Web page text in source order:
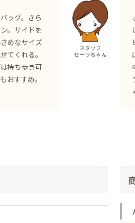
ッグ。きら
。サイドを
めなサイズ
てくれる。
持ち歩き可
おすすめ。
スタッフ
セーラちゃん